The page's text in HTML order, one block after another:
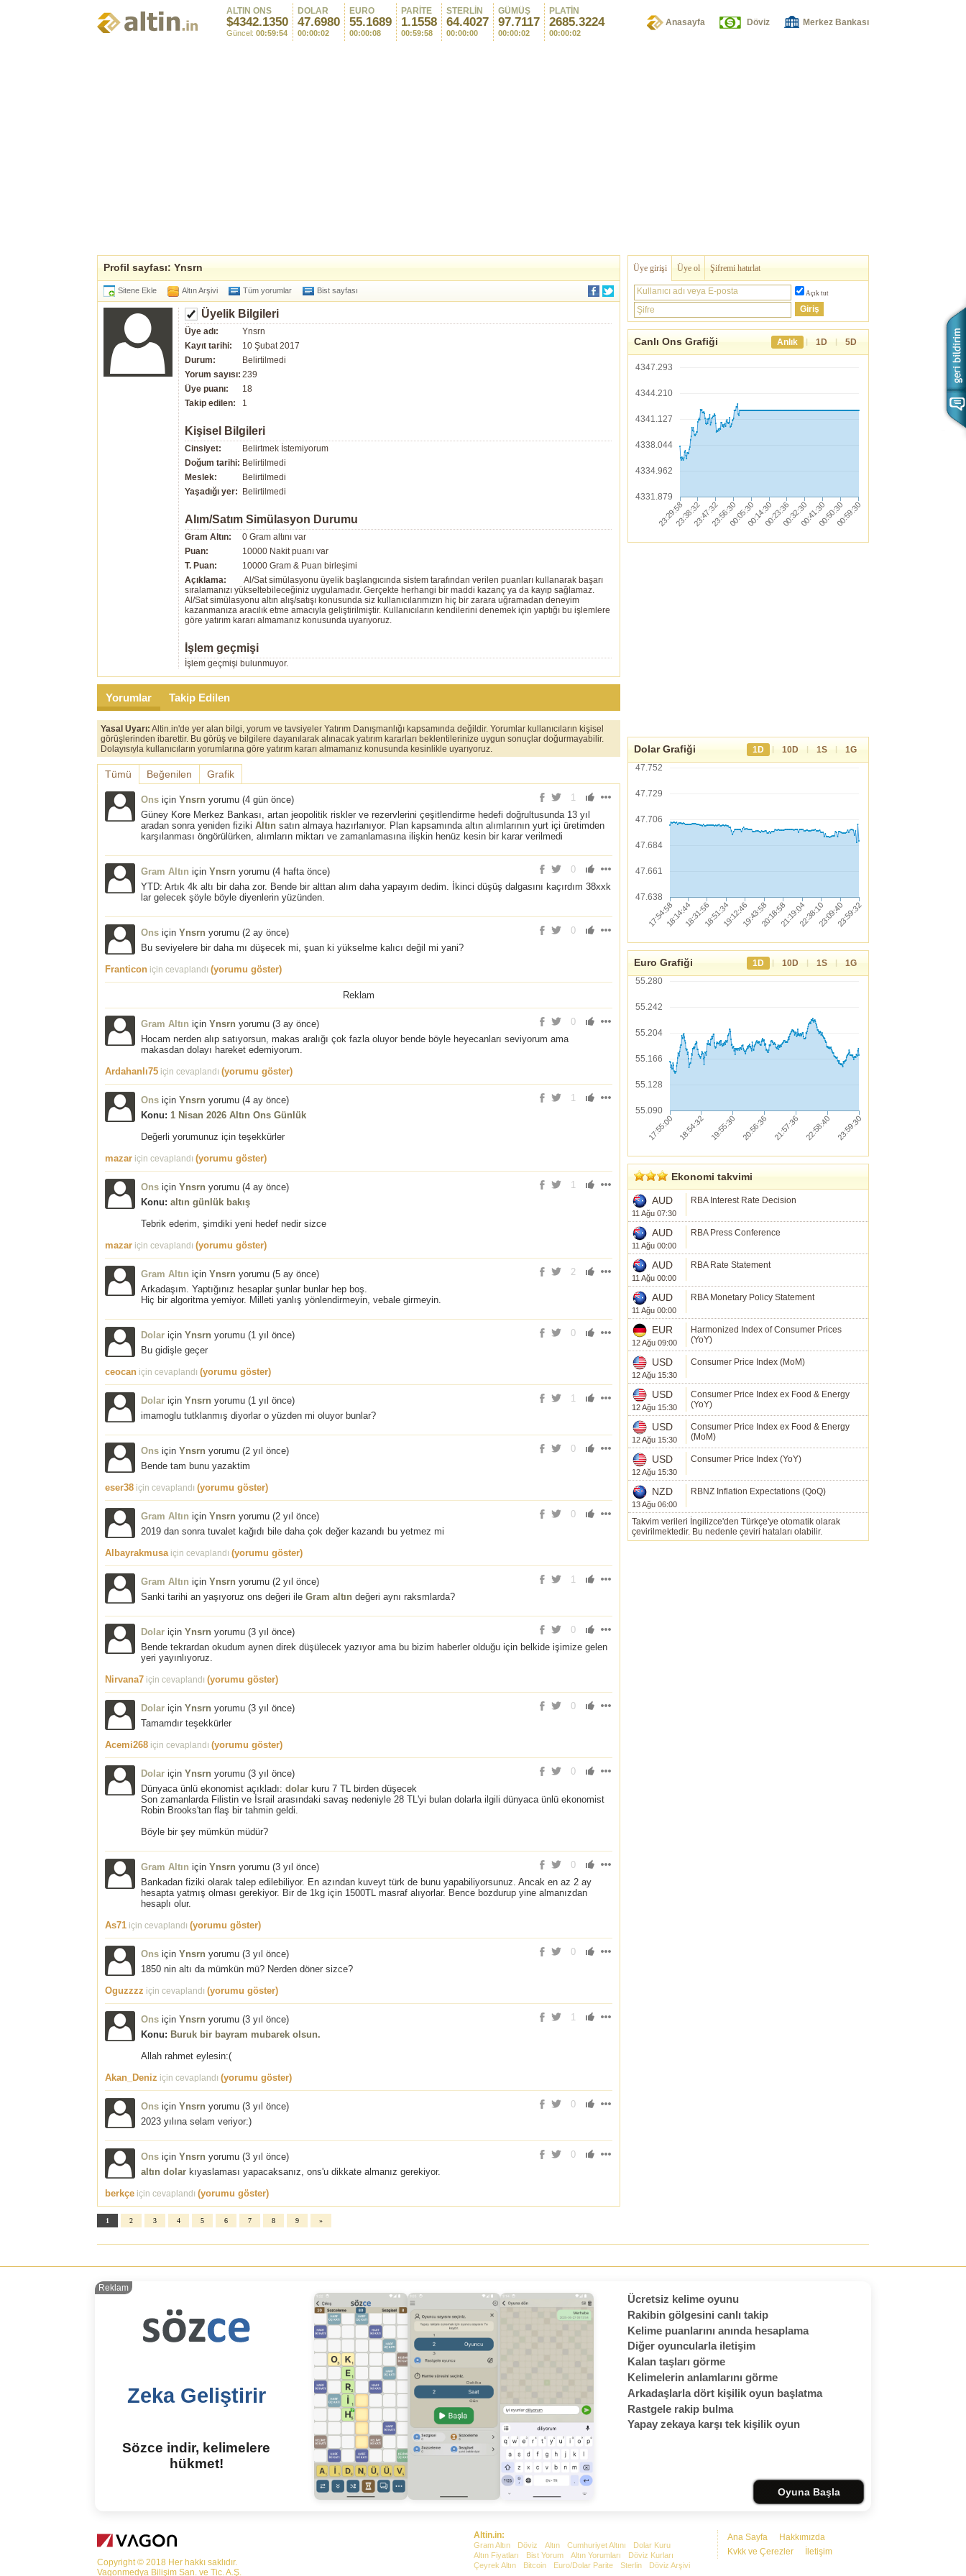
ALTIN ONS
$4342.1350
Güncel: 00:59:54
DOLAR
47.6980
00:00:02
EURO
55.1689
00:00:08
PARİTE
1.1558
00:59:58
STERLİN
64.4027
00:00:00
GÜMÜŞ
97.7117
00:00:02
PLATİN
2685.3224
00:00:02
Anasayfa Döviz Merkez Bankası
Profil sayfası: Ynsrn
Sitene Ekle Altın Arşivi Tüm yorumlar Bist sayfası
Üyelik Bilgileri
Üye adı:
Ynsrn
Kayıt tarihi:
10 Şubat 2017
Durum:
Belirtilmedi
Yorum sayısı: 239
Üye puanı:
18
Takip edilen:
1
Kişisel Bilgileri
Cinsiyet:
Belirtmek İstemiyorum
Doğum tarihi: Belirtilmedi
Meslek:
Belirtilmedi
Yaşadığı yer:
Belirtilmedi
Alım/Satım Simülasyon Durumu
Gram Altın:
0 Gram altını var
Puan:
10000 Nakit puanı var
T. Puan:
10000 Gram & Puan birleşimi
Açıklama:
Al/Sat simülasyonu üyelik başlangıcında sistem tarafından verilen puanları kullanarak başarı
sıralamanızı yükseltebileceğiniz uygulamadır. Gerçekte herhangi bir maddi kazanç ya da kayıp sağlamaz.
Al/Sat simülasyonu altın alış/satışı konusunda siz kullanıcılarımızın hiç bir zarara uğramadan deneyim
kazanmanıza aracılık etme amacıyla geliştirilmiştir. Kullanıcıların kendilerini denemek için yaptığı bu işlemlere
göre yatırım kararı almamanız konusunda uyarıyoruz.
İşlem geçmişi
İşlem geçmişi bulunmuyor.
Yorumlar Takip Edilen
Yasal Uyarı: Altin.in'de yer alan bilgi, yorum ve tavsiyeler Yatırım Danışmanlığı kapsamında değildir. Yorumlar kullanıcıların kişisel
görüşlerinden ibarettir. Bu görüş ve bilgilere dayanılarak alınacak yatırım kararları beklentilerinize uygun sonuçlar doğurmayabilir.
Dolayısıyla kullanıcıların yorumlarına göre yatırım kararı almamanız konusunda kesinlikle uyarıyoruz.
Tümü Beğenilen Grafik
1
Ons için Ynsrn yorumu (4 gün önce)
Güney Kore Merkez Bankası, artan jeopolitik riskler ve rezervlerini çeşitlendirme hedefi doğrultusunda 13 yıl
aradan sonra yeniden fiziki Altın satın almaya hazırlanıyor. Plan kapsamında altın alımlarının yurt içi üretimden
karşılanması öngörülürken, alımların miktarı ve zamanlamasına ilişkin henüz kesin bir karar verilmedi
0
Gram Altın için Ynsrn yorumu (4 hafta önce)
YTD: Artık 4k altı bir daha zor. Bende bir alttan alım daha yapayım dedim. İkinci düşüş dalgasını kaçırdım 38xxk
lar gelecek şöyle böyle diyenlerin yüzünden.
0
Ons için Ynsrn yorumu (2 ay önce)
Bu seviyelere bir daha mı düşecek mi, şuan ki yükselme kalıcı değil mi yani?
Franticon için cevaplandı (yorumu göster)
Reklam
0
Gram Altın için Ynsrn yorumu (3 ay önce)
Hocam nerden alıp satıyorsun, makas aralığı çok fazla oluyor bende böyle heyecanları seviyorum ama
makasdan dolayı hareket edemiyorum.
Ardahanlı75 için cevaplandı (yorumu göster)
1
Ons için Ynsrn yorumu (4 ay önce)
Konu: 1 Nisan 2026 Altın Ons Günlük
Değerli yorumunuz için teşekkürler
mazar için cevaplandı (yorumu göster)
1
Ons için Ynsrn yorumu (4 ay önce)
Konu: altın günlük bakış
Tebrik ederim, şimdiki yeni hedef nedir sizce
mazar için cevaplandı (yorumu göster)
2
Gram Altın için Ynsrn yorumu (5 ay önce)
Arkadaşım. Yaptığınız hesaplar şunlar bunlar hep boş.
Hiç bir algoritma yemiyor. Milleti yanlış yönlendirmeyin, vebale girmeyin.
0
Dolar için Ynsrn yorumu (1 yıl önce)
Bu gidişle geçer
ceocan için cevaplandı (yorumu göster)
1
Dolar için Ynsrn yorumu (1 yıl önce)
imamoglu tutklanmış diyorlar o yüzden mi oluyor bunlar?
0
Ons için Ynsrn yorumu (2 yıl önce)
Bende tam bunu yazaktim
eser38 için cevaplandı (yorumu göster)
0
Gram Altın için Ynsrn yorumu (2 yıl önce)
2019 dan sonra tuvalet kağıdı bile daha çok değer kazandı bu yetmez mi
Albayrakmusaiçin cevaplandı (yorumu göster)
1
Gram Altın için Ynsrn yorumu (2 yıl önce)
Sanki tarihi an yaşıyoruz ons değeri ile Gram altın değeri aynı raksmlarda?
0
Dolar için Ynsrn yorumu (3 yıl önce)
Bende tekrardan okudum aynen direk düşülecek yazıyor ama bu bizim haberler olduğu için belkide işimize gelen
yeri yayınlıyoruz.
Nirvana7 için cevaplandı (yorumu göster)
0
Dolar için Ynsrn yorumu (3 yıl önce)
Tamamdır teşekkürler
Acemi268 için cevaplandı (yorumu göster)
0
Dolar için Ynsrn yorumu (3 yıl önce)
Dünyaca ünlü ekonomist açıkladı: dolar kuru 7 TL birden düşecek
Son zamanlarda Filistin ve İsrail arasındaki savaş nedeniyle 28 TL'yi bulan dolarla ilgili dünyaca ünlü ekonomist
Robin Brooks'tan flaş bir tahmin geldi.
Böyle bir şey mümkün müdür?
0
Gram Altın için Ynsrn yorumu (3 yıl önce)
Bankadan fiziki olarak talep edilebiliyor. En azından kuveyt türk de bunu yapabiliyorsunuz. Ancak en az 2 ay
hesapta yatmış olması gerekiyor. Bir de 1kg için 1500TL masraf alıyorlar. Bence bozdurup yine almanızdan
hesaplı olur.
As71 için cevaplandı (yorumu göster)
0
Ons için Ynsrn yorumu (3 yıl önce)
1850 nin altı da mümkün mü? Nerden döner sizce?
Oguzzzz için cevaplandı (yorumu göster)
1
Ons için Ynsrn yorumu (3 yıl önce)
Konu: Buruk bir bayram mubarek olsun.
Allah rahmet eylesin:(
Akan_Deniz için cevaplandı (yorumu göster)
0
Ons için Ynsrn yorumu (3 yıl önce)
2023 yılına selam veriyor:)
0
Ons için Ynsrn yorumu (3 yıl önce)
altın dolar kıyaslaması yapacaksanız, ons'u dikkate almanız gerekiyor.
berkçe için cevaplandı (yorumu göster)
1 2 3 4 5 6 7 8 9 »
Üye girişi Üye ol Şifremi hatırlat
Kullanıcı adı veya E-posta Açık tut
Şifre
Canlı Ons Grafiği Anlık | 1D | 5D
4347.293
4344.210
4341.127
4338.044
4334.962
4331.879
Dolar Grafiği 1D | 10D | 1S |
1G
47.752
47.729
47.706
47.684
47.661
47.638
Euro Grafiği 1D | 10D | 1S |
1G
55.280
55.242
55.204
55.166
55.128
55.090
Ekonomi takvimi
AUD
11 Ağu 07:30
RBA Interest Rate Decision
AUD
11 Ağu 00:00
RBA Press Conference
AUD
11 Ağu 00:00
RBA Rate Statement
AUD
11 Ağu 00:00
RBA Monetary Policy Statement
EUR
12 Ağu 09:00
Harmonized Index of Consumer Prices
(YoY)
USD
12 Ağu 15:30
Consumer Price Index (MoM)
USD
12 Ağu 15:30
Consumer Price Index ex Food & Energy
(YoY)
USD
12 Ağu 15:30
Consumer Price Index ex Food & Energy
(MoM)
USD
12 Ağu 15:30
Consumer Price Index (YoY)
NZD
13 Ağu 06:00
RBNZ Inflation Expectations (QoQ)
Takvim verileri İngilizce'den Türkçe'ye otomatik olarak
çevirilmektedir. Bu nedenle çeviri hataları olabilir.
Zeka Geliştirir
Sözce indir, kelimelere
hükmet!
Ücretsiz kelime oyunu
Rakibin gölgesini canlı takip
Kelime puanlarını anında hesaplama
Diğer oyuncularla iletişim
Kalan taşları görme
Kelimelerin anlamlarını görme
Arkadaşlarla dört kişilik oyun başlatma
Rastgele rakip bulma
Yapay zekaya karşı tek kişilik oyun
Oyuna Başla
Reklam
Ana Sayfa
Hakkımızda
Kvkk ve Çerezler
İletişim
Altin.in:
Gram Altın Döviz Altın Cumhuriyet Altını
Dolar Kuru
Altın Fiyatları
Bist Yorum Altın Yorumları
Döviz Kurları
Çeyrek Altın
Bitcoin Euro/Dolar Parite Sterlin Döviz Arşivi
Copyright © 2018 Her hakkı saklıdır.
Vagonmedya Bilişim San. ve Tic. A.Ş.